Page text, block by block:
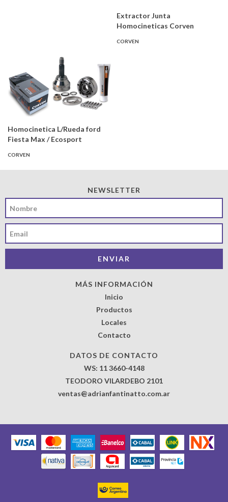
Extractor Junta
Homocineticas Corven
CORVEN
Homocinetica L/Rueda ford
Fiesta Max / Ecosport
CORVEN
NEWSLETTER
MÁS INFORMACIÓN
Inicio
Productos
Locales
Contacto
DATOS DE CONTACTO
WS: 11 3660-4148
TEODORO VILARDEBO 2101
ventas@adrianfantinatto.com.ar